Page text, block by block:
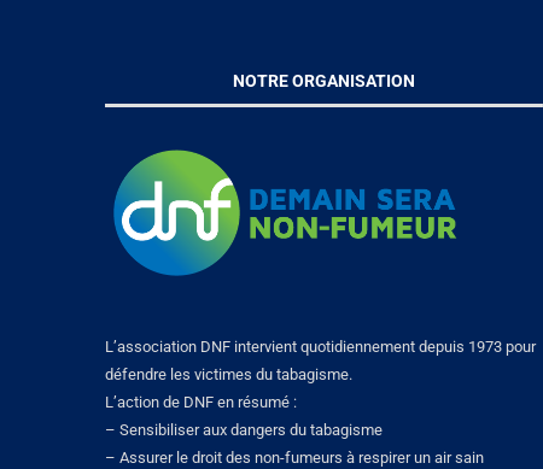
NOTRE ORGANISATION
L’association DNF intervient quotidiennement depuis 1973 pour
défendre les victimes du tabagisme.
L’action de DNF en résumé :
– Sensibiliser aux dangers du tabagisme
– Assurer le droit des non-fumeurs à respirer un air sain